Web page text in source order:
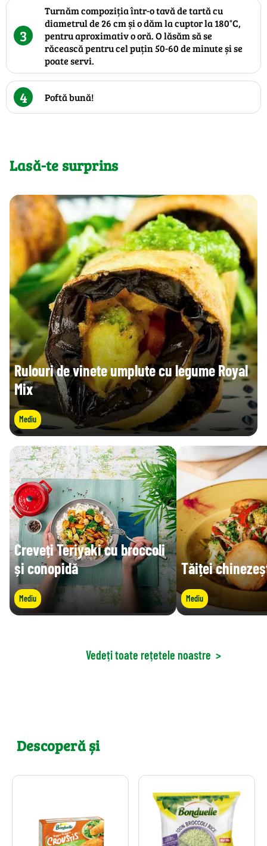
3
Turnăm compoziția într-o tavă de tartă cu
diametrul de 26 cm și o dăm la cuptor la 180°C,
pentru aproximativ o oră. O lăsăm să se
răcească pentru cel puțin 50-60 de minute și se
poate servi.
4 Poftă bună!
Lasă-te surprins
Rulouri de vinete umplute cu legume Royal
Mix
Mediu
Creveți Teriyaki cu broccoli
și conopidă
Mediu
Tăiței
Mediu
Vedeți toate rețetele noastre >
Descoperă și